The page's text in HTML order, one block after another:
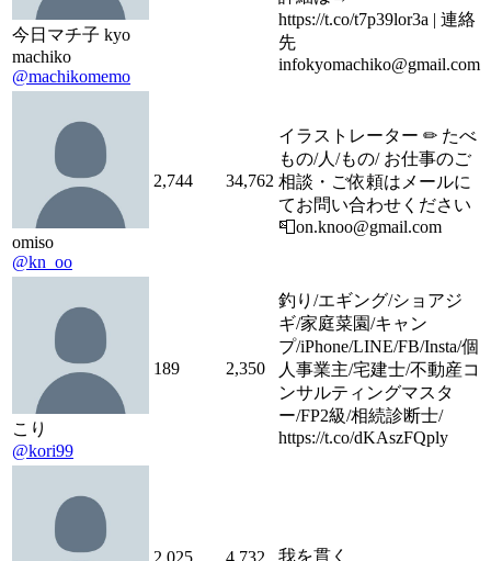
今日マチ子 kyo
machiko
@machikomemo
https://t.co/t7p39lor3a | 連絡
先
infokyomachiko@gmail.com
omiso
@kn_oo
2,744 34,762
イラストレーター ✏︎ たべ
もの/人/もの/ お仕事のご
相談・ご依頼はメールに
てお問い合わせください
📮on.knoo@gmail.com
こり
@kori99
189 2,350
釣り/エギング/ショアジ
ギ/家庭菜園/キャン
プ/iPhone/LINE/FB/Insta/個
人事業主/宅建士/不動産コ
ンサルティングマスタ
ー/FP2級/相続診断士/
https://t.co/dKAszFQply
2,025 4,732 我を貫く